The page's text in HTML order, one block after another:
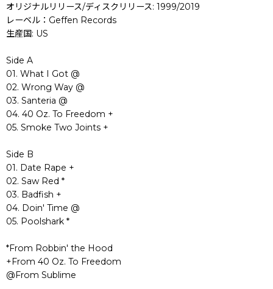
オリジナルリリース/ディスクリリース: 1999/2019
レーベル：Geffen Records
生産国: US
Side A
01. What I Got @
02. Wrong Way @
03. Santeria @
04. 40 Oz. To Freedom +
05. Smoke Two Joints +
Side B
01. Date Rape +
02. Saw Red *
03. Badfish +
04. Doin' Time @
05. Poolshark *
*From Robbin' the Hood
+From 40 Oz. To Freedom
@From Sublime